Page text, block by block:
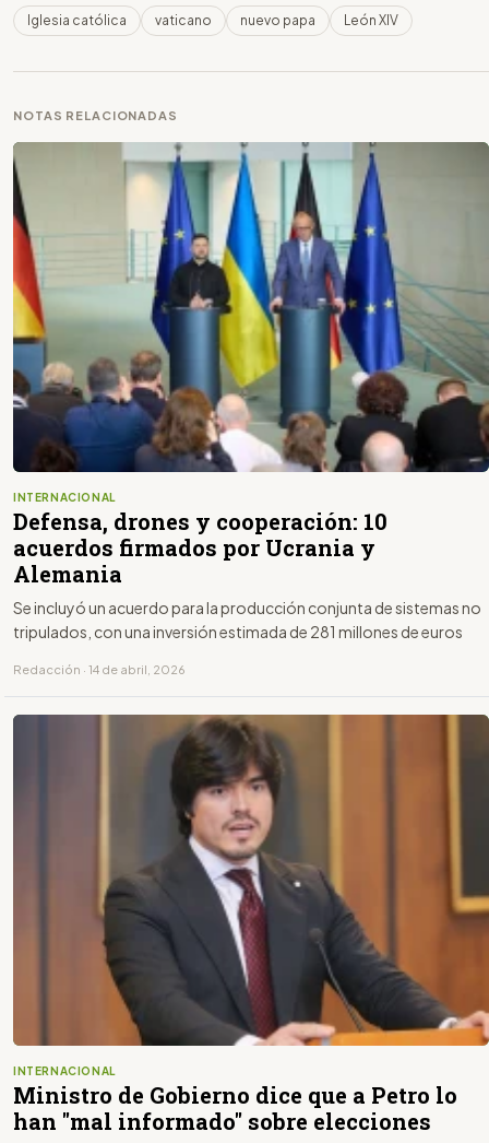
Iglesia católica vaticano nuevo papa León XIV
NOTAS RELACIONADAS
INTERNACIONAL
Defensa, drones y cooperación: 10
acuerdos firmados por Ucrania y
Alemania
Se incluyó un acuerdo para la producción conjunta de sistemas no
tripulados, con una inversión estimada de 281 millones de euros
Redacción · 14 de abril, 2026
INTERNACIONAL
Ministro de Gobierno dice que a Petro lo
han "mal informado" sobre elecciones